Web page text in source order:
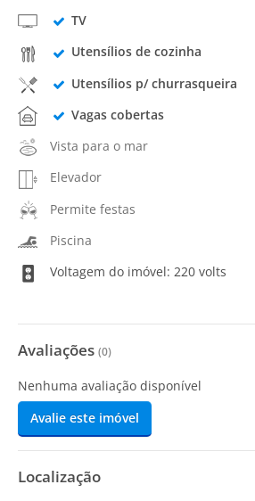
TV
Utensílios de cozinha
Utensílios p/ churrasqueira
Vagas cobertas
Vista para o mar
Elevador
Permite festas
Piscina
Voltagem do imóvel: 220 volts
Avaliações (0)
Nenhuma avaliação disponível
Avalie este imóvel
Localização